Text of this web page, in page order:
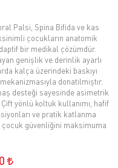
Palsi, Spina Bifida ve kas
çocukların anatomik
bir medikal çözümdür.
genişlik ve derinlik ayarlı
kalça üzerindeki baskıyı
donatılmıştır.
desteği sayesinde asimetrik
yönlü koltuk kullanımı, hafif
ve pratik katlanma
çocuk güvenliğini maksimuma